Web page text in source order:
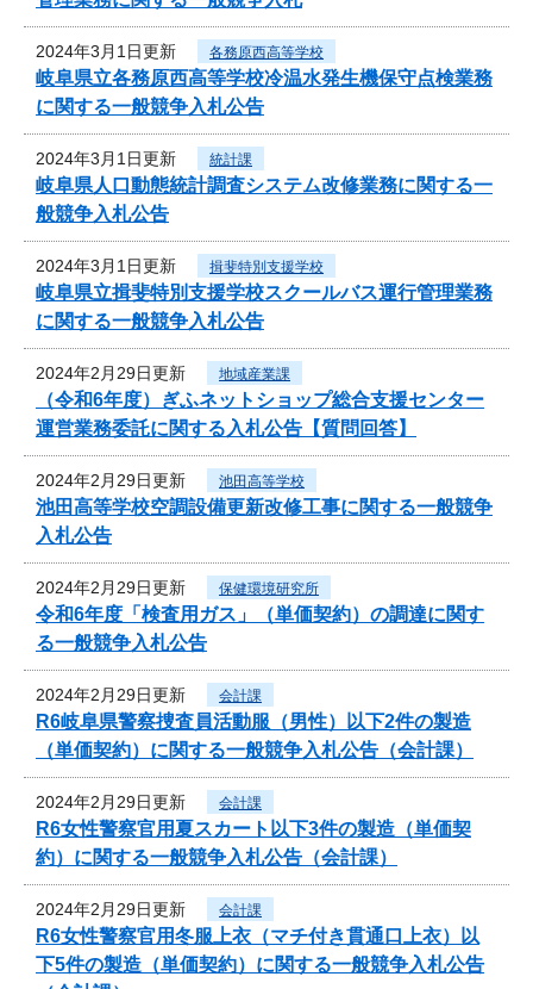
2024年3月1日更新 各務原西高等学校
岐阜県立各務原西高等学校冷温水発生機保守点検業務
に関する一般競争入札公告
2024年3月1日更新 統計課
岐阜県人口動態統計調査システム改修業務に関する一
般競争入札公告
2024年3月1日更新 揖斐特別支援学校
岐阜県立揖斐特別支援学校スクールバス運行管理業務
に関する一般競争入札公告
2024年2月29日更新 地域産業課
（令和6年度）ぎふネットショップ総合支援センター
運営業務委託に関する入札公告【質問回答】
2024年2月29日更新 池田高等学校
池田高等学校空調設備更新改修工事に関する一般競争
入札公告
2024年2月29日更新 保健環境研究所
令和6年度「検査用ガス」（単価契約）の調達に関す
る一般競争入札公告
2024年2月29日更新 会計課
R6岐阜県警察捜査員活動服（男性）以下2件の製造
（単価契約）に関する一般競争入札公告（会計課）
2024年2月29日更新 会計課
R6女性警察官用夏スカート以下3件の製造（単価契
約）に関する一般競争入札公告（会計課）
2024年2月29日更新 会計課
R6女性警察官用冬服上衣（マチ付き貫通口上衣）以
下5件の製造（単価契約）に関する一般競争入札公告